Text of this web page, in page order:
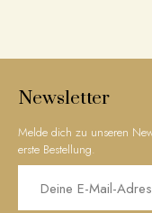
Newsletter
Melde dich zu unseren
erste Bestellung.